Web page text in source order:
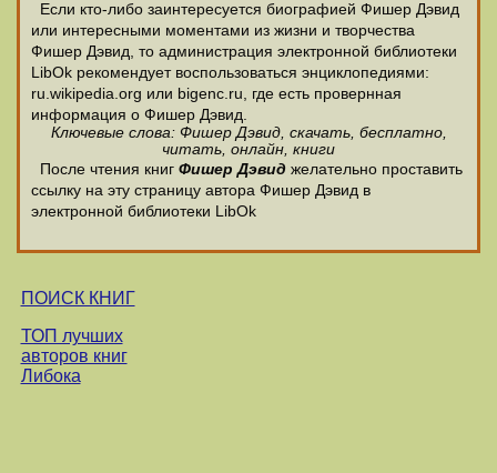
Если кто-либо заинтересуется биографией Фишер Дэвид
или интересными моментами из жизни и творчества
Фишер Дэвид, то администрация электронной библиотеки
LibOk рекомендует воспользоваться энциклопедиями:
ru.wikipedia.org или bigenc.ru, где есть провернная
информация о Фишер Дэвид.
Ключевые слова: Фишер Дэвид, скачать, бесплатно,
читать, онлайн, книги
После чтения книг Фишер Дэвид желательно проставить
ссылку на эту страницу автора Фишер Дэвид в
электронной библиотеки LibOk
ПОИСК КНИГ
ТОП лучших
авторов книг
Либока